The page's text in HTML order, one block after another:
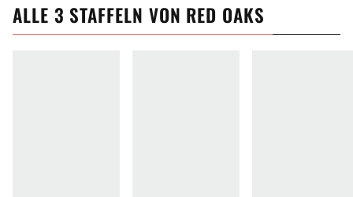
ALLE 3 STAFFELN VON RED OAKS